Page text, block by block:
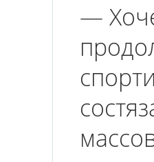
—